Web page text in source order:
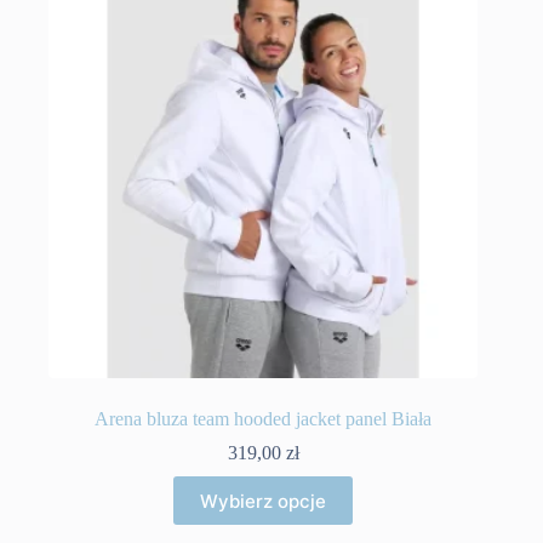
Arena bluza team hooded jacket panel Biała
319,00 zł
Wybierz opcje
produkt
ma